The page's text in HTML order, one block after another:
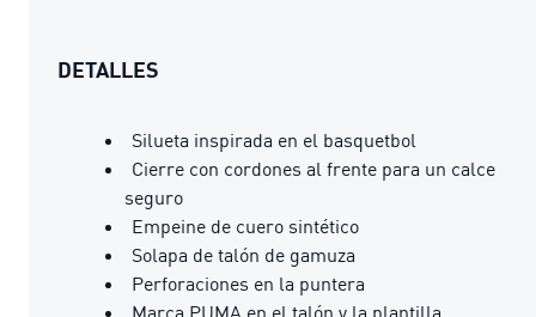
DETALLES
Silueta inspirada en el basquetbol
Cierre con cordones al frente para un calce
seguro
Empeine de cuero sintético
Solapa de talón de gamuza
Perforaciones en la puntera
Marca PUMA en el talón y la plantilla